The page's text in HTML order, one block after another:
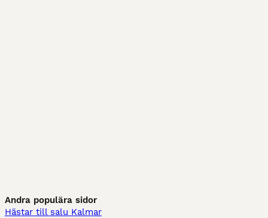
Andra populära sidor
Hästar till salu Kalmar